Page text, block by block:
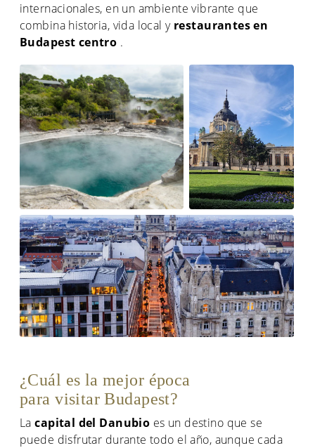
internacionales, en un ambiente vibrante que
combina historia, vida local y restaurantes en
Budapest centro .
¿Cuál es la mejor época
para visitar Budapest?
Lacapital del Danubio es un destino que se
puede disfrutar durante todo el año, aunque cada